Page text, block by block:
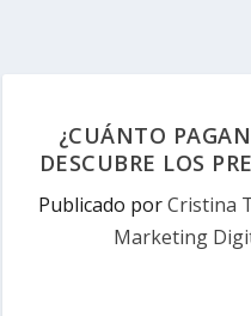
¿CUÁNTO
DESCUBRE LOS
Publicado porCristina
Marketing